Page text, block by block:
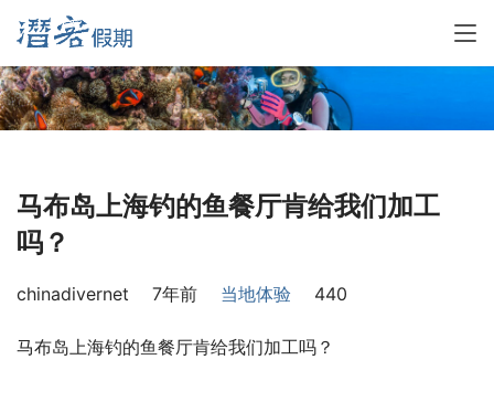
马布岛上海钓的鱼餐厅肯给我们加工
吗？
chinadivernet 7年前 当地体验 440
马布岛上海钓的鱼餐厅肯给我们加工吗？